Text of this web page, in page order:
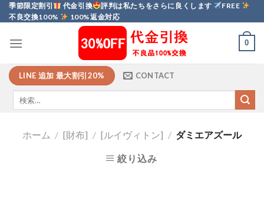
Skip
to
季節限定割引 代金引換 評判は私たちをさらに良くします
FREE
不良交換100%
100%返金対応
0
LINE 追加 最大割引20% CONTACT
ホーム / [財布] / [ルイヴィトン] / ダミエアズール
絞り込み